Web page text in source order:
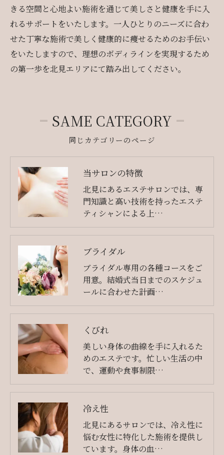
きる空間と心地よい施術を通じて美しさと健康を手に入
れるサポートをいたします。一人ひとりのニーズに合わ
せた丁寧な施術で美しく健康的に痩せるためのお手伝い
をいたしますので、理想のボディラインを実現するため
の第一歩を北見エリアにて踏み出してください。
同じカテゴリーのページ
SAME CATEGORY
当サロンの特徴
北見にあるエステサロンでは、専
門知識と高い技術を持ったエステ
ティシャンによる上…
ブライダル
ブライダル専用の各種コースをご
用意。結婚式当日までのスケジュ
ールに合わせた計画…
くびれ
美しい身体の曲線を手に入れるた
めのエステです。忙しい生活の中
で、運動や食事制限…
冷え性
北見にあるサロンでは、冷え性に
悩む女性に特化した施術を提供し
ています。身体の血…